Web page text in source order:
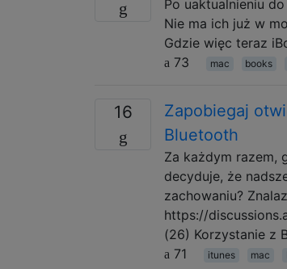
Po uaktualnieniu
Nie ma ich już w
Gdzie więc teraz
73
mac books
16
Zapobiegaj
Bluetooth
Za każdym razem,
decyduje, że
zachowaniu?
https://
(26) Korzystanie z
71
itunes mac